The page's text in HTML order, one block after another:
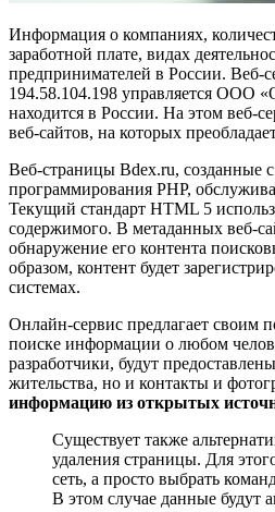
Информация о компаниях,
заработной плате, видах
предпринимателей в России. Веб-
194.58.104.198 управляется ООО
находится в России. На этом веб-
веб-сайтов, на которых
Веб-страницы Bdex.ru, созданные
программирования PHP,
Текущий стандарт HTML 5
содержимого. В метаданных веб-
обнаружение его контента
образом, контент будет
системах.
Онлайн-сервис предлагает своим
поиске информации о любом
разработчики, будут
жительства, но и контакты и
информацию из открытых
Существует также
удаления страницы. Для
сеть, а просто выбрать
В этом случае данные будут